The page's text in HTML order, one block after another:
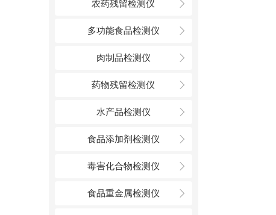
农药残留检测仪
多功能食品检测仪
肉制品检测仪
药物残留检测仪
水产品检测仪
食品添加剂检测仪
毒害化合物检测仪
食品重金属检测仪